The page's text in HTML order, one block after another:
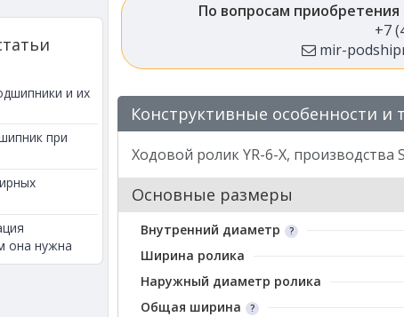
и их
при
она нужна
По вопросам
+7
mir-
Конструктивные особенности и
Ходовой ролик YR-6-X, производства
Основные размеры
Внутренний диаметр
Ширина ролика
Наружный диаметр ролика
Общая ширина